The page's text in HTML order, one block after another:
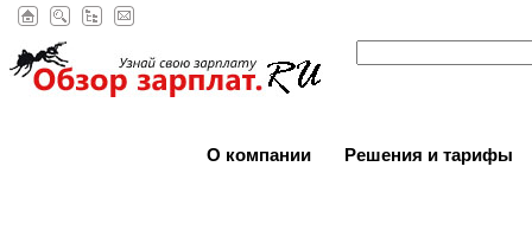
О компании Решения и тарифы